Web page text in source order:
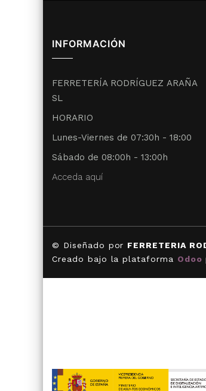
INFORMACIÓN
FERRETERÍA RODRÍGUEZ ARAÑA
SL
HORARIO
Lunes-Viernes de 07:30h - 18:00
Sábado de 08:00h - 13:00h
Acceda aquí
© Diseñado por FERRETERIA
Creado bajo la plataforma Odoo